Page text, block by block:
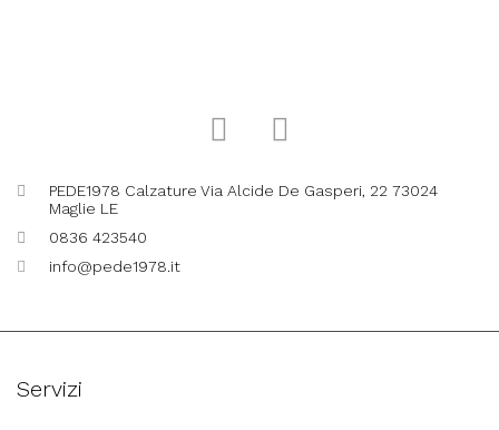
PEDE1978 Calzature Via Alcide De Gasperi, 22 73024
Maglie LE
0836 423540
info@pede1978.it
Servizi